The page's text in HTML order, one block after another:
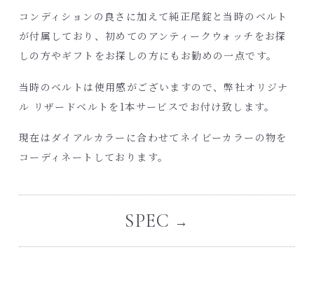
コンディションの良さに加えて純正尾錠と当時のベルト
が付属しており、初めてのアンティークウォッチをお探
しの方やギフトをお探しの方にもお勧めの一点です。
当時のベルトは使用感がございますので、弊社オリジナ
ル リザードベルトを1本サービスでお付け致します。
現在はダイアルカラーに合わせてネイビーカラーの物を
コーディネートしております。
SPEC